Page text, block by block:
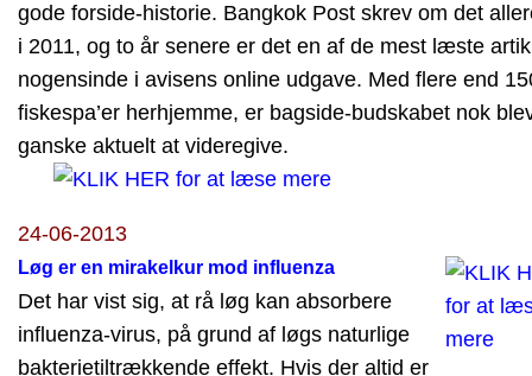
gode forside-historie. Bangkok Post skrev om det
i 2011, og to år senere er det en af de mest læste
nogensinde i avisens online udgave. Med flere end
fiskespa’er herhjemme, er bagside-budskabet nok
ganske aktuelt at videregive.
24-06-2013
Løg er en mirakelkur mod influenza
Det har vist sig, at rå løg kan absorbere
influenza-virus, på grund af løgs naturlige
bakterietiltrækkende effekt. Hvis der altid er